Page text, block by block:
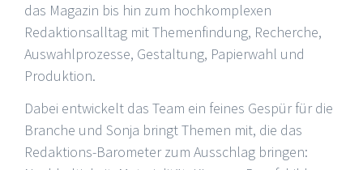
das Magazin bis hin zum hochkomplexen
Redaktionsalltag mit Themenfindung, Recherche,
Auswahlprozesse, Gestaltung, Papierwahl und
Produktion.
Dabei entwickelt das Team ein feines Gespür für die
Branche und Sonja bringt Themen mit, die das
Redaktions-Barometer zum Ausschlag bringen: